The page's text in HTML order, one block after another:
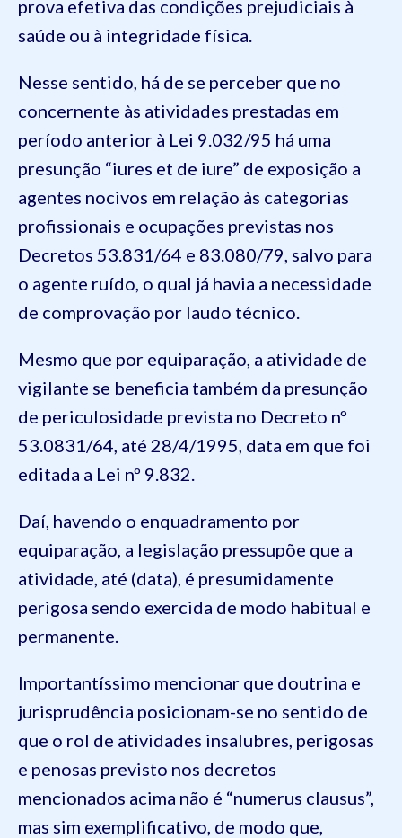
prova efetiva das condições prejudiciais à
saúde ou à integridade física.
Nesse sentido, há de se perceber que no
concernente às atividades prestadas em
período anterior à Lei 9.032/95 há uma
presunção “iures et de iure” de exposição a
agentes nocivos em relação às categorias
profissionais e ocupações previstas nos
Decretos 53.831/64 e 83.080/79, salvo para
o agente ruído, o qual já havia a necessidade
de comprovação por laudo técnico.
Mesmo que por equiparação, a atividade de
vigilante se beneficia também da presunção
de periculosidade prevista no Decreto nº
53.0831/64, até 28/4/1995, data em que foi
editada a Lei nº 9.832.
Daí, havendo o enquadramento por
equiparação, a legislação pressupõe que a
atividade, até (data), é presumidamente
perigosa sendo exercida de modo habitual e
permanente.
Importantíssimo mencionar que doutrina e
jurisprudência posicionam-se no sentido de
que o rol de atividades insalubres, perigosas
e penosas previsto nos decretos
mencionados acima não é “numerus clausus”,
mas sim exemplificativo, de modo que,